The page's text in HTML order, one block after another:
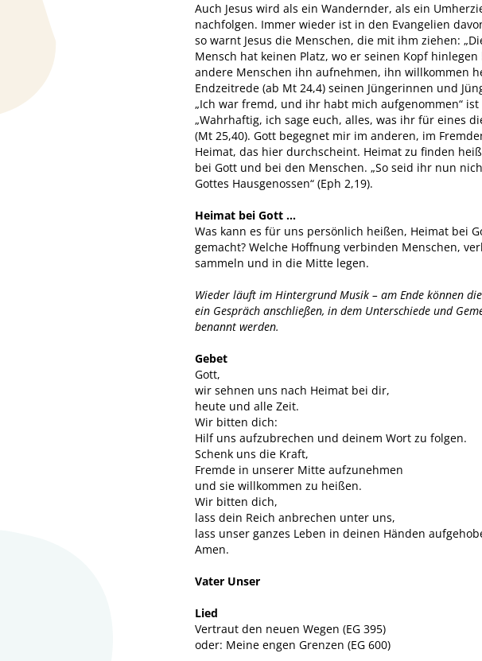
Auch Jesus wird als ein Wandernder, als ein
nachfolgen. Immer wieder ist in den Evangelien
so warnt Jesus die Menschen, die mit ihm ziehen:
Mensch hat keinen Platz, wo er seinen Kopf
andere Menschen ihn aufnehmen, ihn willkommen
Endzeitrede (ab Mt 24,4) seinen Jüngerinnen und
„Ich war fremd, und ihr habt mich aufgenommen“
„Wahrhaftig, ich sage euch, alles, was ihr für eines
(Mt 25,40). Gott begegnet mir im anderen, im
Heimat, das hier durchscheint. Heimat zu finden
bei Gott und bei den Menschen. „So seid ihr nun
Gottes Hausgenossen“ (Eph 2,19).
Heimat bei Gott …
Was kann es für uns persönlich heißen, Heimat bei
gemacht? Welche Hoffnung verbinden Menschen,
sammeln und in die Mitte legen.
Wieder läuft im Hintergrund Musik – am Ende können
ein Gespräch anschließen, in dem Unterschiede und
benannt werden.
Gebet
Gott,
wir sehnen uns nach Heimat bei dir,
heute und alle Zeit.
Wir bitten dich:
Hilf uns aufzubrechen und deinem Wort zu folgen.
Schenk uns die Kraft,
Fremde in unserer Mitte aufzunehmen
und sie willkommen zu heißen.
Wir bitten dich,
lass dein Reich anbrechen unter uns,
lass unser ganzes Leben in deinen Händen
Amen.
Vater Unser
Lied
Vertraut den neuen Wegen (EG 395)
oder: Meine engen Grenzen (EG 600)